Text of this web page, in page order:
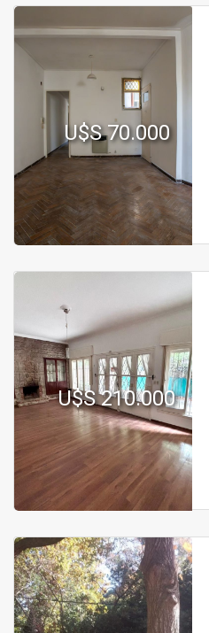
U$S 70.000
U$S 210.000